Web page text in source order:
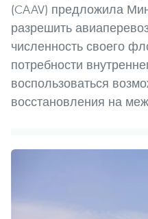
(CAAV) предложила
разрешить
численность своего
потребности
воспользоваться
восстановления на